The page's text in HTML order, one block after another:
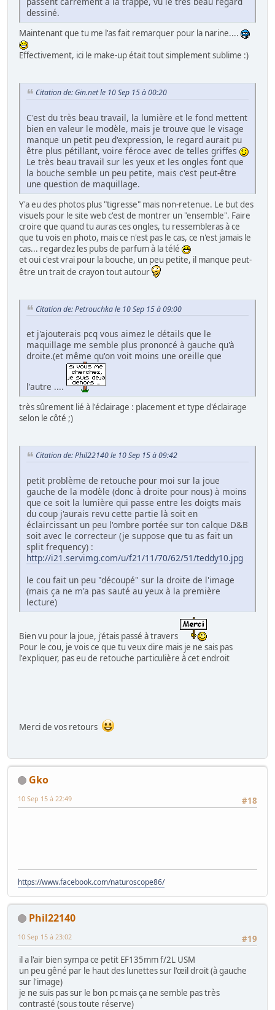
dessiné.
Maintenant que tu me l'as fait remarquer pour la narine....
Effectivement, ici le make-up était tout simplement sublime :)
Citation de: Gin.net le 10 Sep 15 à 00:20
C'est du très beau travail, la lumière et le fond mettent
bien en valeur le modèle, mais je trouve que le visage
manque un petit peu d'expression, le regard aurait pu
être plus pétillant, voire féroce avec de telles griffes
Le très beau travail sur les yeux et les ongles font que
la bouche semble un peu petite, mais c'est peut-être
une question de maquillage.
Y'a eu des photos plus "tigresse" mais non-retenue. Le but des
visuels pour le site web c'est de montrer un "ensemble". Faire
croire que quand tu auras ces ongles, tu ressembleras à ce
que tu vois en photo, mais ce n'est pas le cas, ce n'est jamais le
cas... regardez les pubs de parfum à la télé
et oui c'est vrai pour la bouche, un peu petite, il manque peut-
être un trait de crayon tout autour
Citation de: Petrouchka le 10 Sep 15 à 09:00
et j'ajouterais pcq vous aimez le détails que le
maquillage me semble plus prononcé à gauche qu'à
droite.(et même qu'on voit moins une oreille que
l'autre ....
très sûrement lié à l'éclairage : placement et type d'éclairage
selon le côté ;)
Citation de: Phil22140 le 10 Sep 15 à 09:42
petit problème de retouche pour moi sur la joue
gauche de la modèle (donc à droite pour nous) à moins
que ce soit la lumière qui passe entre les doigts mais
du coup j'aurais revu cette partie là soit en
éclaircissant un peu l'ombre portée sur ton calque D&B
soit avec le correcteur (je suppose que tu as fait un
split frequency) :
http://i21.servimg.com/u/f21/11/70/62/51/teddy10.jpg
le cou fait un peu "découpé" sur la droite de l'image
(mais ça ne m'a pas sauté au yeux à la première
lecture)
Bien vu pour la joue, j'étais passé à travers
Pour le cou, je vois ce que tu veux dire mais je ne sais pas
l'expliquer, pas eu de retouche particulière à cet endroit
Merci de vos retours
Gko
#18
10 Sep 15 à 22:49
https://www.facebook.com/naturoscope86/
Phil22140
#19
10 Sep 15 à 23:02
il a l'air bien sympa ce petit EF135mm f/2L USM
un peu gêné par le haut des lunettes sur l'œil droit (à gauche
sur l'image)
je ne suis pas sur le bon pc mais ça ne semble pas très
contrasté (sous toute réserve)